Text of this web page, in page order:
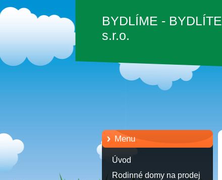
BYDLÍME - BYDLÍTE
s.r.o.
Menu
Úvod
Rodinné domy na prodej